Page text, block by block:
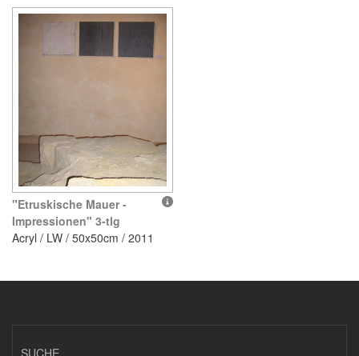
"Etruskische Mauer -
Impressionen" 3-tlg
Acryl / LW / 50x50cm / 2011